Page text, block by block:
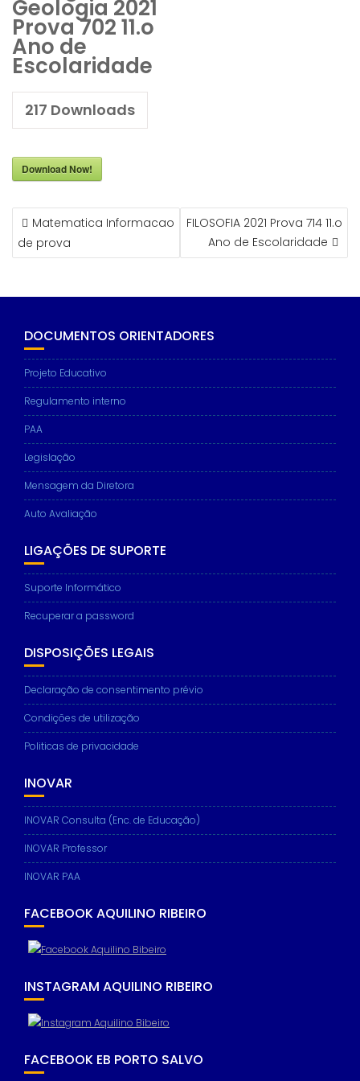
Geologia 2021
Prova 702 11.o
Ano de
Escolaridade
217 Downloads
Download Now!
NAVEGAÇÃO
DE
ARTIGOS
Matematica Informacao
de prova
FILOSOFIA 2021 Prova 714 11.o
Ano de Escolaridade
DOCUMENTOS ORIENTADORES
Projeto Educativo
Regulamento interno
PAA
Legislação
Mensagem da Diretora
Auto Avaliação
LIGAÇÕES DE SUPORTE
Suporte Informático
Recuperar a password
DISPOSIÇÕES LEGAIS
Declaração de consentimento prévio
Condições de utilização
Politicas de privacidade
INOVAR
INOVAR Consulta (Enc. de Educação)
INOVAR Professor
INOVAR PAA
FACEBOOK AQUILINO RIBEIRO
INSTAGRAM AQUILINO RIBEIRO
FACEBOOK EB PORTO SALVO